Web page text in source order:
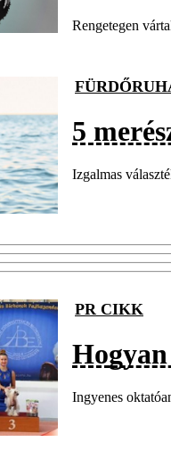
Rengetegen
5
Izgalmas
PR CIKK
Ingyenes